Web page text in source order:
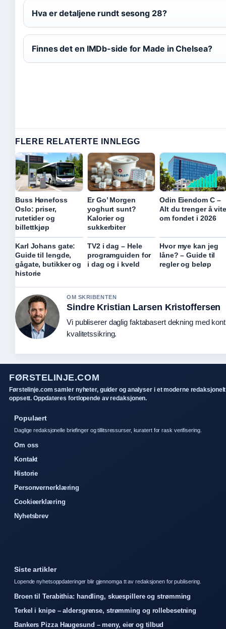
Hva er detaljene rundt sesong 28?
Finnes det en IMDb-side for Made in Chelsea?
FLERE RELATERTE INNLEGG
Buss Hønefoss
Oslo: priser,
rutetider og
billettkjøp
Er Go’ Morgen
yoghurt sunt?
Kalorier og
sukkerbiter
Odin Eiendom C –
Alt du trenger å vite
om fondet i 2026
Karl Johans gate:
Guide til lengde,
gågate, butikker og
historie
TV2 i dag – Hele
programguiden for
i dag og i kveld
Hvor mye kan jeg
låne? – Guide til
regler og beløp
OM SKRIBENTEN
Sindre Kristian Larsen Kristoffersen
Vi publiserer daglig faktabasert dekning med
kvalitetssikring.
FØRSTELINJE.COM
Førstelinje.com samler nyheter, guider og analyser i et moderne redaksjonelt
oppsett. Oppdateres fortlopende av redaksjonen.
Populaert
Daglige redaksjonelle briefinger og tillitsressurser, kuratert for rask verifisering.
Om oss
Kontakt
Historie
Personvernerklæring
Cookieerklæring
Nyhetsbrev
Siste artikler
Lopende nyhetsoppdateringer blir gjennomga tt av redaksjonen for publisering.
Broen til Terabithia: handling, skuespillere og strømming
Terkel i knipe – aldersgrense, strømming og rollebesetning
Bankers Pizza Haugesund – meny, eier og tilbud